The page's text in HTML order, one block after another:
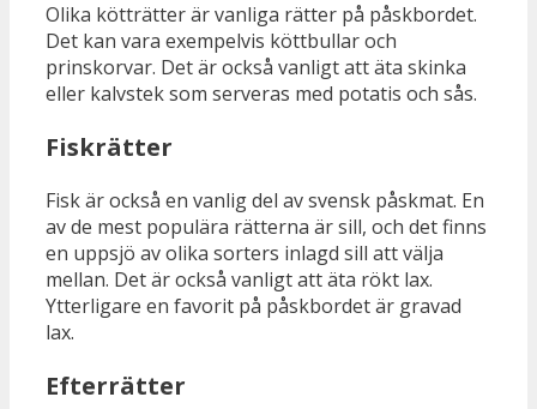
Olika kötträtter är vanliga rätter på påskbordet.
Det kan vara exempelvis köttbullar och
prinskorvar. Det är också vanligt att äta skinka
eller kalvstek som serveras med potatis och sås.
Fiskrätter
Fisk är också en vanlig del av svensk påskmat. En
av de mest populära rätterna är sill, och det finns
en uppsjö av olika sorters inlagd sill att välja
mellan. Det är också vanligt att äta rökt lax.
Ytterligare en favorit på påskbordet är gravad
lax.
Efterrätter